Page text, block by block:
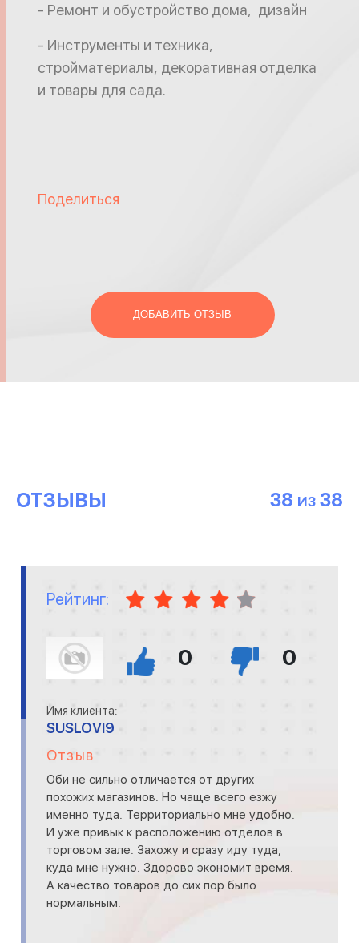
- Ремонт и обустройство дома, дизайн
- Инструменты и техника,
стройматериалы, декоративная отделка
и товары для сада.
Поделиться
ДОБАВИТЬ ОТЗЫВ
ОТЗЫВЫ 38 ИЗ 38
Рейтинг:
0 0
Имя клиента:
SUSLOVI9
Отзыв
Оби не сильно отличается от других
похожих магазинов. Но чаще всего езжу
именно туда. Территориально мне удобно.
И уже привык к расположению отделов в
торговом зале. Захожу и сразу иду туда,
куда мне нужно. Здорово экономит время.
А качество товаров до сих пор было
нормальным.